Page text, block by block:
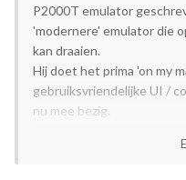
P2000T emulator
'modernere' emulator die
kan draaien.
Hij doet het prima 'on my
gebruiksvriendelijke UI /
nu mee bezig.
met interface en een